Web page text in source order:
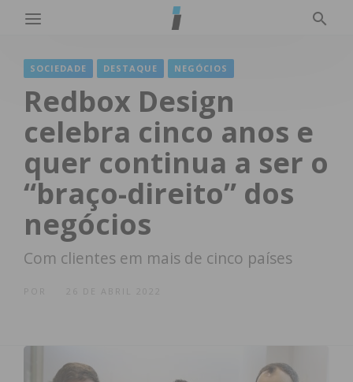
SOCIEDADE DESTAQUE NEGÓCIOS
Redbox Design
celebra cinco anos e
quer continua a ser o
“braço-direito” dos
negócios
Com clientes em mais de cinco países
26 DE ABRIL 2022